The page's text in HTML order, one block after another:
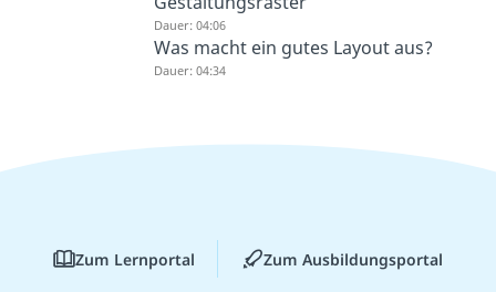
Dauer: 04:06
Was macht ein gutes Layout aus?
Dauer: 04:34
Zum Lernportal Zum Ausbildungsportal